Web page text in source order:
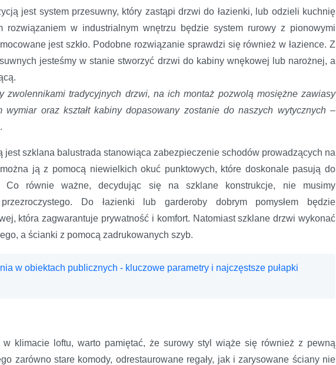
jest system przesuwny, który zastąpi drzwi do łazienki, lub odzieli kuchnię
rozwiązaniem w industrialnym wnętrzu będzie system rurowy z pionowymi
jest szkło. Podobne rozwiązanie sprawdzi się również w łazience. Z
jesteśmy w stanie stworzyć drzwi do kabiny wnękowej lub narożnej, a
zwolennikami tradycyjnych drzwi, na ich montaż pozwolą mosiężne zawiasy
wymiar oraz kształt kabiny dopasowany zostanie do naszych wytycznych–
jest szklana balustrada stanowiąca zabezpieczenie schodów prowadzących na
ją z pomocą niewielkich okuć punktowych, które doskonale pasują do
Co równie ważne, decydując się na szklane konstrukcje, nie musimy
Do łazienki lub garderoby dobrym pomysłem będzie
która zagwarantuje prywatność i komfort. Natomiast szklane drzwi wykonać
a ścianki z pomocą zadrukowanych szyb.
w obiektach publicznych - kluczowe parametry i najczęstsze pułapki
w klimacie loftu, warto pamiętać, że surowy styl wiąże się również z pewną
zarówno stare komody, odrestaurowane regały, jak i zarysowane ściany nie